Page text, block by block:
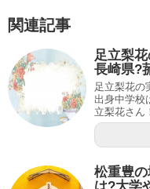
関連記事
足立梨
長崎県?
足立梨花の
出身中学校
立梨花さん
松重豊